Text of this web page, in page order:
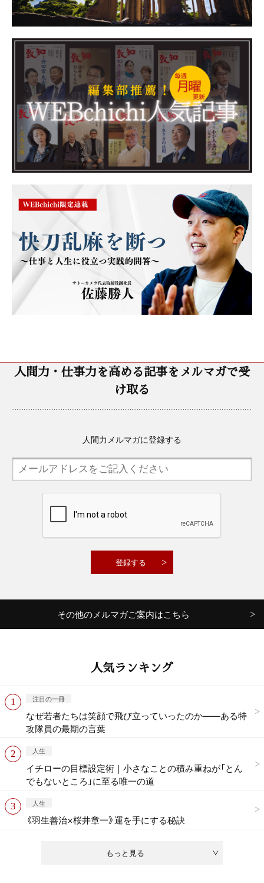
人間力・仕事力を高める記事をメルマガで受
け取る
人間力メルマガに登録する
その他のメルマガご案内はこちら
人気ランキング
もっと見る
注目の一冊
なぜ若者たちは笑顔で飛び立っていったのか——ある特
攻隊員の最期の言葉
人生
イチローの目標設定術｜小さなことの積み重ねが「とん
でもないところ」に至る唯一の道
人生
《羽生善治×桜井章一》運を手にする秘訣